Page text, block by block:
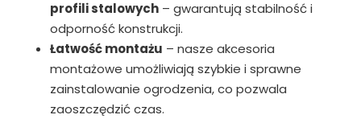
profili stalowych– gwarantują stabilność i
odporność konstrukcji.
Łatwość montażu – nasze akcesoria
montażowe umożliwiają szybkie i sprawne
zainstalowanie ogrodzenia, co pozwala
zaoszczędzić czas.